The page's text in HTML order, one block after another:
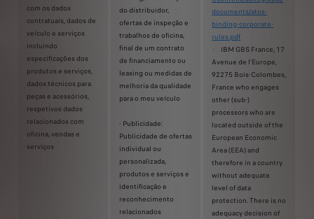
com os dados
contratuais, dados de
veículo e serviços
incluindo
especificações dos
produtos e serviços,
dados técnicos para
peças e acessórios,
respetivos dados
relacionados com
oficina, vendas e
serviços
do distribuidor,
ofertas de inspeção e
trabalhos de oficina,
final de um contrato
de financiamento ou
leasing ou medidas de
melhoria da qualidade
para o meu veículo
- Publicidade:
Publicidade de ofertas
individual ou
personalizada,
produtos e serviços e
identificação e
reconhecimento
relacionados
documents/atos-
binding-corporate-
rules.pdf
· IBM GBS France, 17
Avenue de l'Europe,
92275 Bois-Colombes,
France who engages
other (sub-)
processors who are
located outside of the
European Economic
Area (EEA) and
therefore in a country
without adequate
level of data
protection. There is no
adequacy decision of